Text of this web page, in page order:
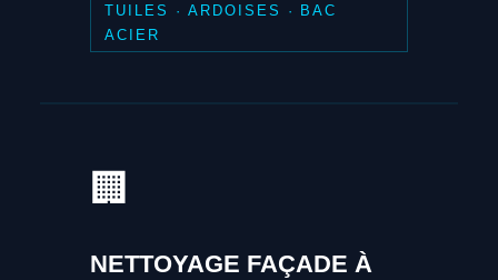
TUILES · ARDOISES · BAC
ACIER
🏢
NETTOYAGE FAÇADE À